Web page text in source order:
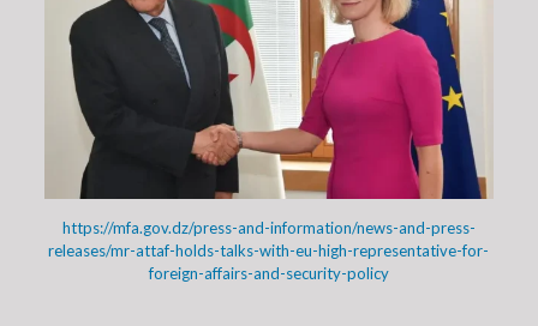
https://mfa.gov.dz/press-and-information/news-and-press-
releases/mr-attaf-holds-talks-with-eu-high-representative-for-
foreign-affairs-and-security-policy